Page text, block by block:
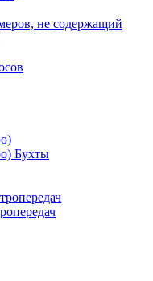
не содержащий
Бухты